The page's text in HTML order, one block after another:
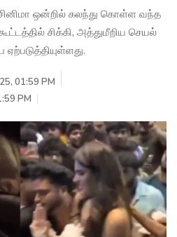
ஒன்றில் கலந்து கொள்ள வந்த
சிக்கி, அத்துமீறிய செயல்
ஏற்படுத்தியுள்ளது.
01:59 PM
PM